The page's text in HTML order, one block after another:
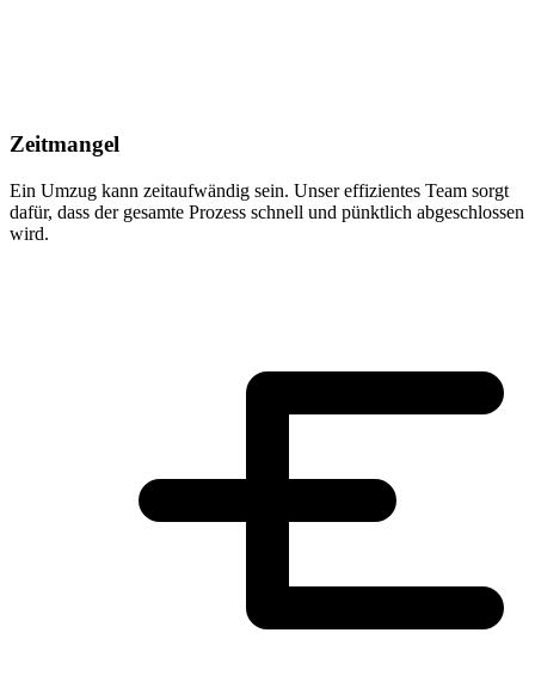
Zeitmangel
Ein Umzug kann zeitaufwändig sein. Unser effizientes Team sorgt
dafür, dass der gesamte Prozess schnell und pünktlich abgeschlossen
wird.